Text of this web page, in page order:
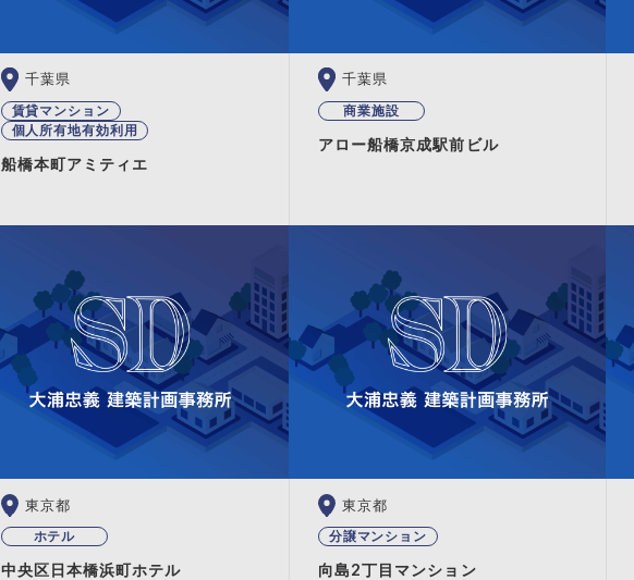
千葉県
賃貸マンション
個人所有地有効利用
船橋本町アミティエ
千葉県
商業施設
アロー船橋京成駅前ビル
東京都
ホテル
中央区日本橋浜町ホテル
東京都
分譲マンション
向島2丁目マンション